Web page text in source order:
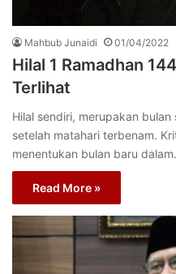
Mahbub Junaidi 01/04/2022
Hilal 1 Ramadhan
Terlihat
Hilal sendiri, merupakan
setelah matahari terbenam.
menentukan bulan baru
Read More »